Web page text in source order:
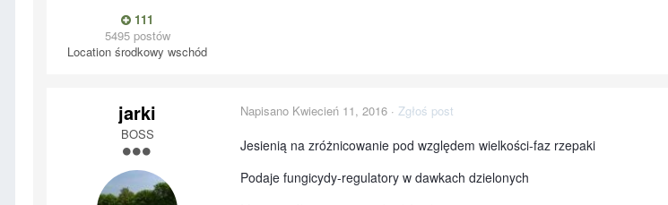
111
5495 postów
Location środkowy wschód
jarki
BOSS
Napisano Kwiecień 11, 2016 · Zgłoś post
Jesienią na zróżnicowanie pod względem wielkości-faz rzepaki
Podaje fungicydy-regulatory w dawkach dzielonych